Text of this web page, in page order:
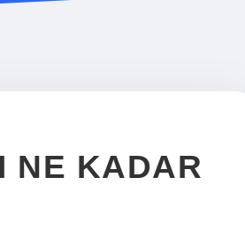
NE KADAR